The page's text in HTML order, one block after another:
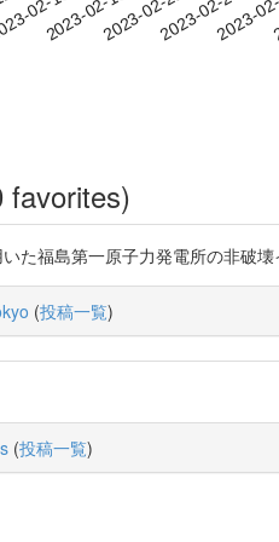
02-15
2023-02-182023-02-212023-02-24
2023-
favorites)
た福島第一原子力発電所の非破
(投稿一覧)
(投稿一覧)